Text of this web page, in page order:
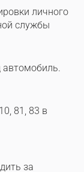
личного
службы
автомобиль.
81, 83 в
за